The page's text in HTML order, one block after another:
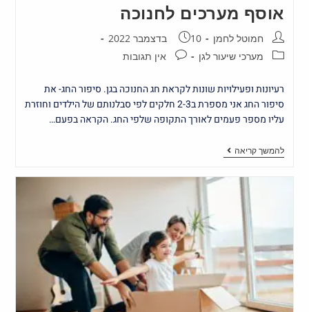
אוסף מערכים לחנוכה
חמוטל לחמן
10 בדצמבר 2022
מערכי שיעור לגן
אין תגובות
רעיונות ופעילויות שונות לקראת חג החנוכה בגן. סיפור החג- את
סיפור החג אני מספרת ב2-3 חלקים לפי סבלנותם של הילדים וחוזרת
עליו מספר פעמים לאורך התקופה שלפי החג. הקראה בפעם…
להמשך קריאה